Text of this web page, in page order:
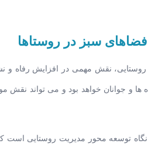
سبز در روستاها
نقش مهمی در افزایش رفاه و
و جوانان خواهد بود و می تواند نقش
نگاه توسعه محور مدیریت روستایی